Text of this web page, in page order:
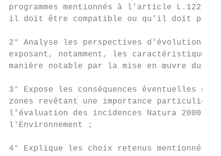
programmes mentionnés à l'article L.122‐4
il doit être compatible ou qu'il doit
2° Analyse les perspectives d'évolution
exposant, notamment, les caractéristiques
manière notable par la mise en œuvre du
3° Expose les conséquences éventuelles
zones revêtant une importance
l'évaluation des incidences Natura 2000
l'Environnement ;
4° Explique les choix retenus mentionnés